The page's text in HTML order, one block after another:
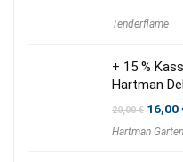
Tenderflame
+ 15 %
Hartman
20,00€
war:
16,00
Hartman